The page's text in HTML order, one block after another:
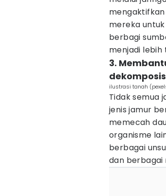
mereka
berbagi
menjadi lebih
3.
ilustrasi tanah
Tidak semua
jenis jamur
memecah
organisme
berbagai
dan berbagai